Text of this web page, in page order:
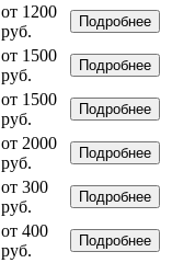
от 1200
руб.
Подробнее
от 1500
руб.
Подробнее
от 1500
руб.
Подробнее
от 2000
руб.
Подробнее
от 300
руб.
Подробнее
от 400
руб.
Подробнее